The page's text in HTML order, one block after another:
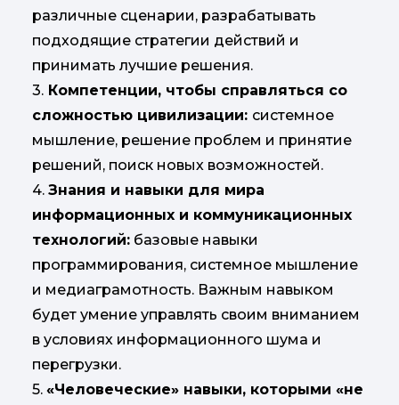
различные сценарии, разрабатывать
подходящие стратегии действий и
принимать лучшие решения.
3. Компетенции, чтобы справляться со
сложностью цивилизации: системное
мышление, решение проблем и принятие
решений, поиск новых возможностей.
4. Знания и навыки для мира
информационных и коммуникационных
технологий: базовые навыки
программирования, системное мышление
и медиаграмотность. Важным навыком
будет умение управлять своим вниманием
в условиях информационного шума и
перегрузки.
5. «Человеческие» навыки, которыми «не